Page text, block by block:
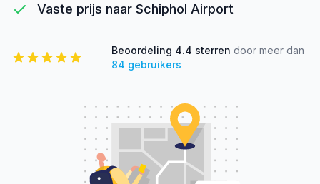
Vaste prijs naar Schiphol Airport
Beoordeling 4.4 sterren door meer dan
84 gebruikers